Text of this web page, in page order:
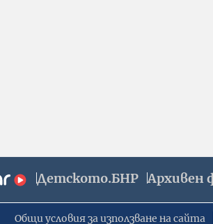
Детското.БНР Архивен
Общи условия за използване на сайта